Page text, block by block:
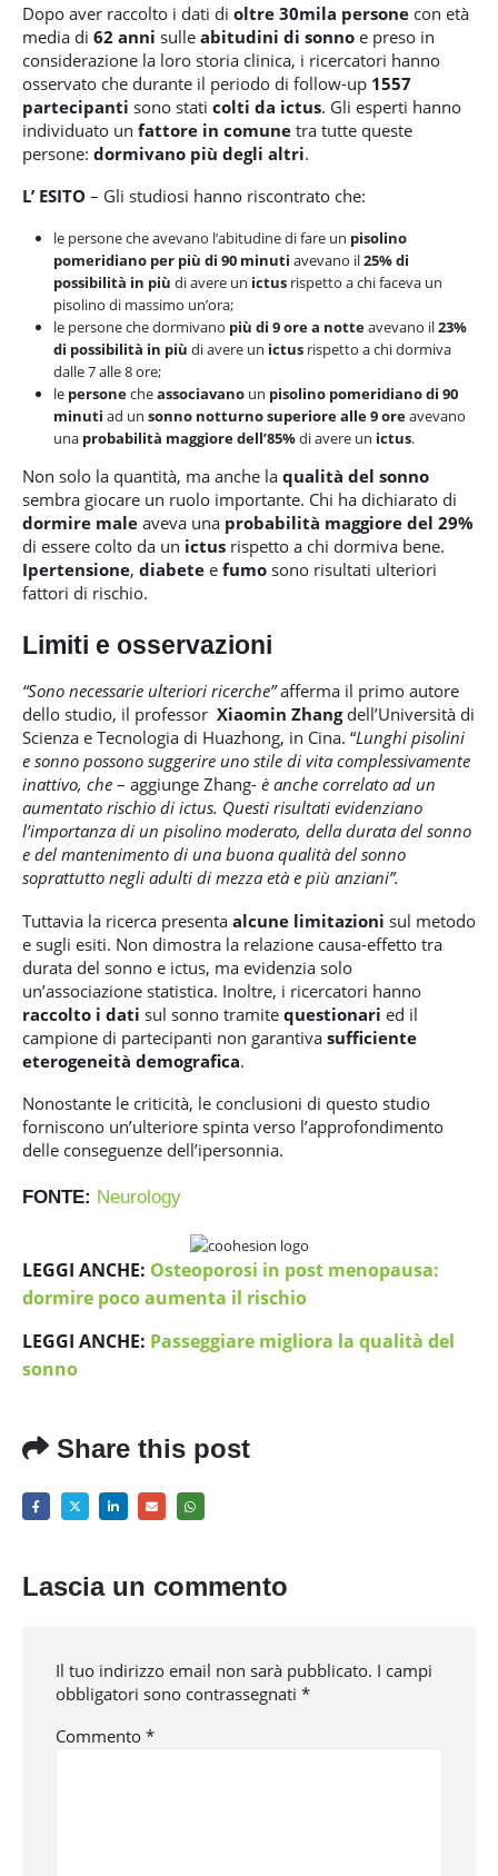
Dopo aver raccolto i dati di oltre 30mila persone con età
media di 62 anni sulle abitudini di sonno e preso in
considerazione la loro storia clinica, i ricercatori hanno
osservato che durante il periodo di follow-up 1557
partecipanti sono stati colti da ictus. Gli esperti hanno
individuato un fattore in comune tra tutte queste
persone: dormivano più degli altri.
L’ ESITO – Gli studiosi hanno riscontrato che:
le persone che avevano l’abitudine di fare un pisolino
pomeridiano per più di 90 minuti avevano il25% di
possibilità in più di avere un ictusrispetto a chi faceva un
pisolino di massimo un’ora;
le persone che dormivano più di 9 ore a notteavevano il23%
di possibilità in più di avere un ictusrispetto a chi dormiva
dalle 7 alle 8 ore;
le personecheassociavanoun pisolino pomeridiano di 90
minuti ad un sonno notturno superiore alle 9 oreavevano
una probabilità maggiore dell’85%di avere un ictus.
Non solo la quantità, ma anche la qualità del sonno
sembra giocare un ruolo importante. Chi ha dichiarato di
dormire male aveva una probabilità maggiore del 29%
di essere colto da un ictus rispetto a chi dormiva bene.
Ipertensione, diabete e fumo sono risultati ulteriori
fattori di rischio.
Limiti e osservazioni
“Sono necessarie ulteriori ricerche”afferma il primo autore
dello studio, il professor Xiaomin Zhang dell’Università di
Scienza e Tecnologia di Huazhong, in Cina. “Lunghi pisolini
e sonno possono suggerire uno stile di vita complessivamente
inattivo, che – aggiunge Zhang- è anche correlato ad un
aumentato rischio di ictus. Questi risultati evidenziano
l’importanza di un pisolino moderato, della durata del sonno
e del mantenimento di una buona qualità del sonno
soprattutto negli adulti di mezza età e più anziani”.
Tuttavia la ricerca presenta alcune limitazioni sul metodo
e sugli esiti. Non dimostra la relazione causa-effetto tra
durata del sonno e ictus, ma evidenzia solo
un’associazione statistica. Inoltre, i ricercatori hanno
raccolto i dati sul sonno tramite questionari ed il
campione di partecipanti non garantiva sufficiente
eterogeneità demografica.
Nonostante le criticità, le conclusioni di questo studio
forniscono un’ulteriore spinta verso l’approfondimento
delle conseguenze dell’ipersonnia.
FONTE: Neurology
LEGGI ANCHE: Osteoporosi in post menopausa:
dormire poco aumenta il rischio
LEGGI ANCHE: Passeggiare migliora la qualità del
sonno
Share this post
Lascia un commento
Il tuo indirizzo email non sarà pubblicato. I campi
obbligatori sono contrassegnati *
Commento *